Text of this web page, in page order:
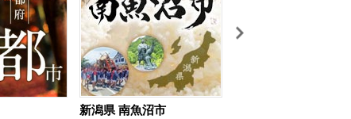
新潟県 南魚沼市